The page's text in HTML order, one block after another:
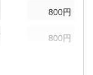
800円
800円